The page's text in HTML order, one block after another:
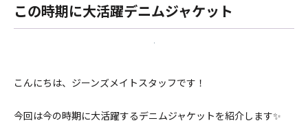
この時期に大活躍デニムジャケット
こんにちは、ジーンズメイトスタッフです！
今回は今の時期に大活躍するデニムジャケットを紹介します✨